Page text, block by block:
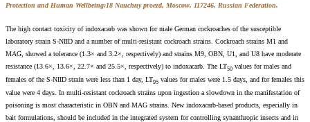
Protection and Human Wellbeing:18 Nauchny proezd, Moscow, 117246, Russian Federation.
The high contact toxicity of indoxacarb was shown for male German cockroaches of the susceptible
laboratory strain S-NIID and a number of multi-resistant cockroach strains. Cockroach strains M1 and
MAG, showed a tolerance (1.3× and 3.2×, respectively) and strains M9, OBN, U1, and U8 have moderate
resistance (13.6×, 13.6×, 22.7× and 25.5×, respectively) to indoxacarb. The LT50 values for males and
females of the S-NIID strain were less than 1 day, LT95 values for males were 1.5 days, and for females this
value were 4 days. In multi-resistant cockroach strains upon ingestion a slowdown in the manifestation of
poisoning is most characteristic in OBN and MAG strains. New indoxacarb-based products, especially in
bait formulations, should be included in the integrated system for controlling synanthropic insects and in